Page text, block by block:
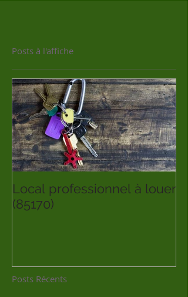
Posts à l'affiche
Local professionnel à louer
(85170)
Posts Récents